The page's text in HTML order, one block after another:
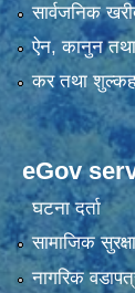
सार्वजनिक
ऐन, कानुन तथा
कर तथा
eGov
घटना दर्ता
सामाजिक सुरक्षा
नागरिक